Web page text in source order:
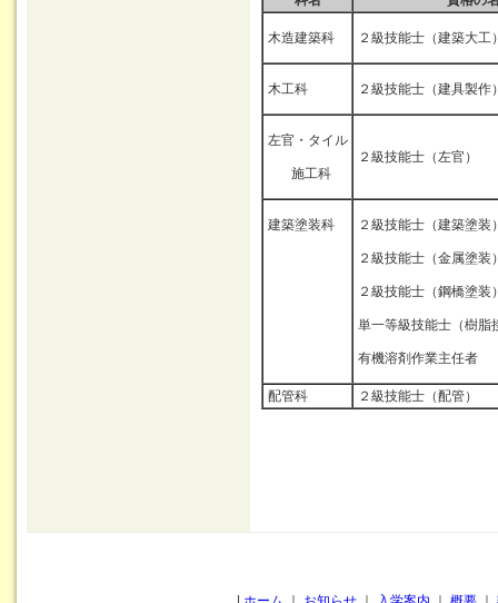
木造建築科 ２級技能士（建築大工
木工科 ２級技能士（建具製作
左官・タイル
施工科
２級技能士（左官）
建築塗装科 ２級技能士（建築塗装
２級技能士（金属塗装
２級技能士（鋼橋塗装
単一等級技能士（樹脂
有機溶剤作業主任者
配管科 ２級技能士（配管）